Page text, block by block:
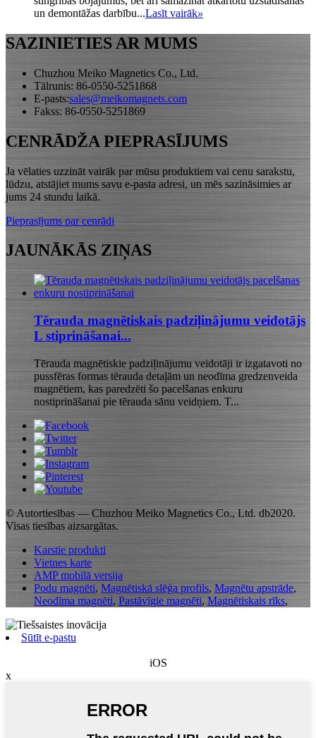
un demontāžas darbību...Lasīt vairāk»
SAZINIETIES AR MUMS
Chuzhou Meiko Magnetics Co., Ltd.
Tālrunis: 86-0550-5251868
E-pasts:sales@meikomagnets.com
Fakss: 86-0550-5251869
CENRĀDŽA PIEPRASĪJUMS
Ja vēlaties uzzināt vairāk par mūsu produktiem vai cenu sarakstu,
lūdzu, atstājiet mums savu e-pasta adresi, un mēs sazināsimies ar
jums 24 stundu laikā.
Pieprasījums par cenrādi
JAUNĀKĀS ZIŅAS
Tērauda magnētiskais padziļinājumu veidotājs
L stiprināšanai...
Tērauda magnētiskie padziļinājumu veidotāji ir izgatavoti no
pussfēras formas tērauda detaļām un neodīma gredzenveida
magnētiem, kas paredzēti šo pacelšanas enkuru
nostiprināšanai pie tērauda sānu veidņiem. T...
© Autortiesības — Chuzhou Meiko Magnetics Co., Ltd. db2020.
Visas tiesības aizsargātas.
Karstie produkti
Vietnes karte
AMP mobilā versija
Podu magnēti, Magnētiskā slēģa profils, Magnētu apstrāde,
Neodīma magnēti, Pastāvīgie magnēti, Magnētiskais rīks,
Sūtīt e-pastu
iOS
x